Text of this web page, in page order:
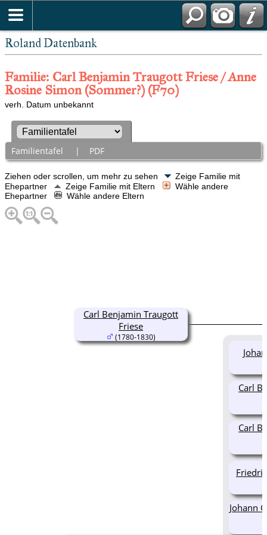
Roland Datenbank
Familie: Carl Benjamin Traugott Friese / Anne
Rosine Simon (Sommer?) (F70)
verh. Datum unbekannt
Familientafel | PDF
Ziehen oder scrollen, um mehr zu sehen
Zeige Familie mit
Ehepartner
Zeige Familie mit Eltern
Wähle andere
Ehepartner
Wähle andere Eltern
Carl Benjamin Traugott
Friese
(1780-1830)
Carl
Carl
Johann